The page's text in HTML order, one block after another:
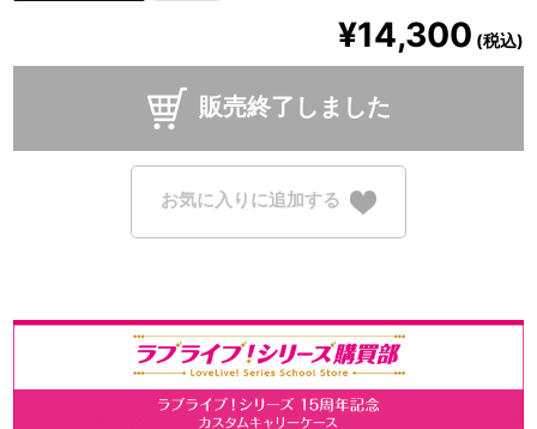
¥14,300 (税込)
販売終了しました
お気に入りに追加する